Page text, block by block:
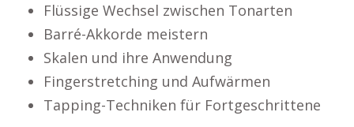
Flüssige Wechsel zwischen Tonarten
Barré-Akkorde meistern
Skalen und ihre Anwendung
Fingerstretching und Aufwärmen
Tapping-Techniken für Fortgeschrittene